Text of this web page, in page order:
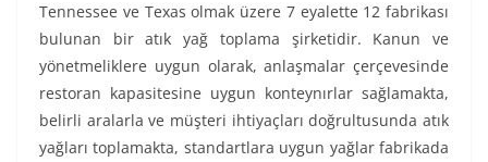
Tennessee ve Texas olmak üzere 7 eyalette 12 fabrikası
bulunan bir atık yağ toplama şirketidir. Kanun ve
yönetmeliklere uygun olarak, anlaşmalar çerçevesinde
restoran kapasitesine uygun konteynırlar sağlamakta,
belirli aralarla ve müşteri ihtiyaçları doğrultusunda atık
yağları toplamakta, standartlara uygun yağlar fabrikada